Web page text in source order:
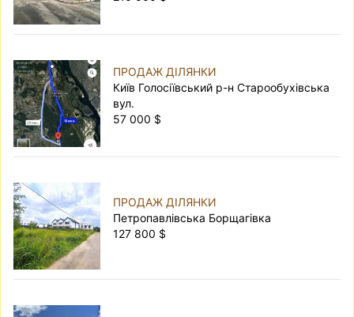
ПРОДАЖ ДІЛЯНКИ
Київ Голосіївський р-н Старообухівська
вул.
57 000 $
ПРОДАЖ ДІЛЯНКИ
Петропавлівська Борщагівка
127 800 $